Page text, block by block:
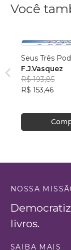
Você
Seus Três
F.J.Vasquez
R$ 193,85
R$ 153,46
NOSSA
livros.
SAIBA MAIS